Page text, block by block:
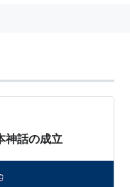
はシャーマニズムに
リン（樺太）にも上
ルタ）が住んでお
ウィルタが存在する
神話の成立